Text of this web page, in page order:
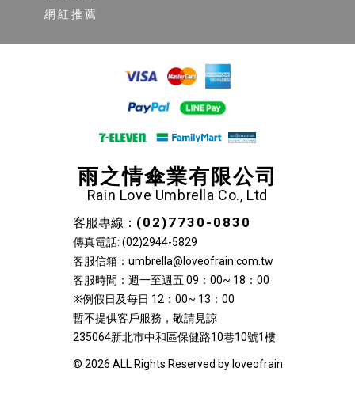
網紅推薦
雨之情傘業有限公司
Rain Love Umbrella Co., Ltd
客服專線： (02)7730-0830
傳真電話: (02)2944-5829
客服信箱：umbrella@loveofrain.com.tw
客服時間：週一至週五 09：00~ 18：00
※例假日及每日 12：00~ 13：00
暫不提供客戶服務，敬請見諒
235064新北市中和區保健路10巷10號1樓
© 2026 ALL Rights Reserved by loveofrain